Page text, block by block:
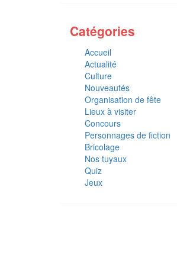
Catégories
Accueil
Actualité
Culture
Nouveautés
Organisation de fête
Lieux à visiter
Concours
Personnages de fiction
Bricolage
Nos tuyaux
Quiz
Jeux